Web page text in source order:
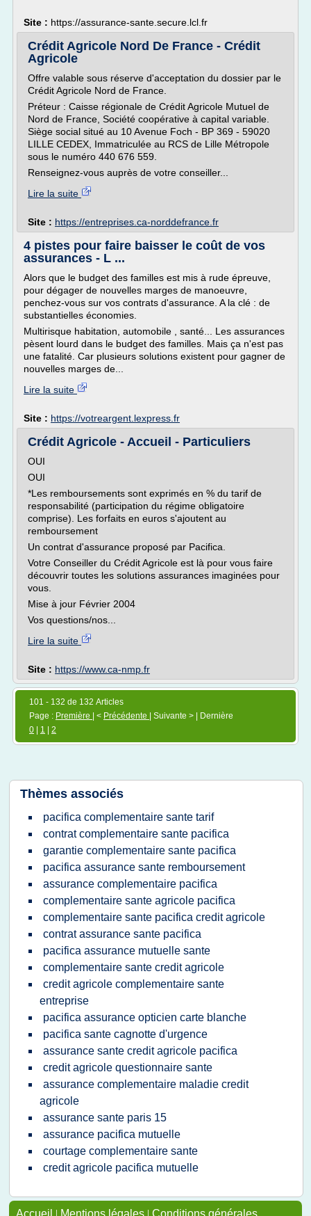
Site : https://assurance-sante.secure.lcl.fr
Crédit Agricole Nord De France - Crédit
Agricole
Offre valable sous réserve d'acceptation du dossier par le
Crédit Agricole Nord de France.
Préteur : Caisse régionale de Crédit Agricole Mutuel de
Nord de France, Société coopérative à capital variable.
Siège social situé au 10 Avenue Foch - BP 369 - 59020
LILLE CEDEX, Immatriculée au RCS de Lille Métropole
sous le numéro 440 676 559.
Renseignez-vous auprès de votre conseiller...
Lire la suite
Site : https://entreprises.ca-norddefrance.fr
4 pistes pour faire baisser le coût de vos
assurances - L ...
Alors que le budget des familles est mis à rude épreuve,
pour dégager de nouvelles marges de manoeuvre,
penchez-vous sur vos contrats d'assurance. A la clé : de
substantielles économies.
Multirisque habitation, automobile , santé... Les assurances
pèsent lourd dans le budget des familles. Mais ça n'est pas
une fatalité. Car plusieurs solutions existent pour gagner de
nouvelles marges de...
Lire la suite
Site : https://votreargent.lexpress.fr
Crédit Agricole - Accueil - Particuliers
OUI
OUI
*Les remboursements sont exprimés en % du tarif de
responsabilité (participation du régime obligatoire
comprise). Les forfaits en euros s'ajoutent au
remboursement
Un contrat d'assurance proposé par Pacifica.
Votre Conseiller du Crédit Agricole est là pour vous faire
découvrir toutes les solutions assurances imaginées pour
vous.
Mise à jour Février 2004
Vos questions/nos...
Lire la suite
Site : https://www.ca-nmp.fr
101 - 132 de 132 Articles
Page : Première | < Précédente
| Suivante > | Dernière
0
1 2
Thèmes associés
pacifica complementaire sante tarif
contrat complementaire sante pacifica
garantie complementaire sante pacifica
pacifica assurance sante remboursement
assurance complementaire pacifica
complementaire sante agricole pacifica
complementaire sante pacifica credit agricole
contrat assurance sante pacifica
pacifica assurance mutuelle sante
complementaire sante credit agricole
credit agricole complementaire sante
entreprise
pacifica assurance opticien carte blanche
pacifica sante cagnotte d'urgence
assurance sante credit agricole pacifica
credit agricole questionnaire sante
assurance complementaire maladie credit
agricole
assurance sante paris 15
assurance pacifica mutuelle
courtage complementaire sante
credit agricole pacifica mutuelle
Accueil | Mentions légales | Conditions générales